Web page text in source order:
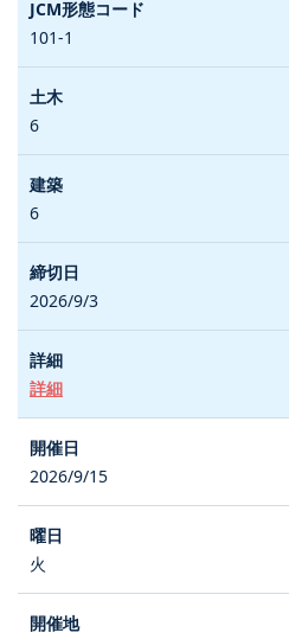
101-1
6
6
2026/9/3
詳細
2026/9/15
火